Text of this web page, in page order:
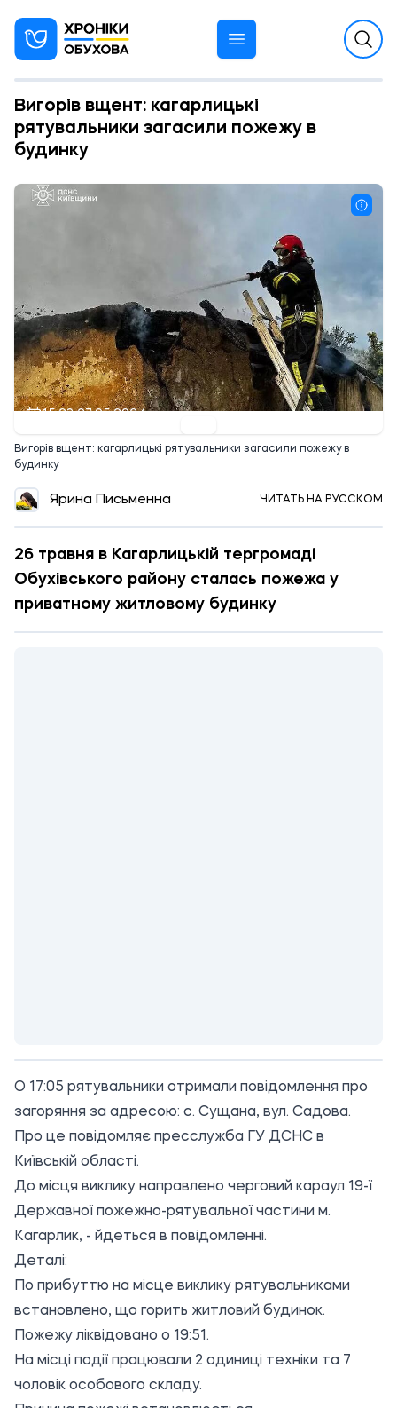
Вигорів вщент: кагарлицькі
рятувальники загасили пожежу в
будинку
15:23 27.05.2024
Вигорів вщент: кагарлицькі рятувальники загасили пожежу в
будинку
Ярина Письменна ЧИТАТЬ НА РУССКОМ
26 травня в Кагарлицькій тергромаді
Обухівського району сталась пожежа у
приватному житловому будинку
О 17:05 рятувальники отримали повідомлення про
загоряння за адресою: с. Сущана, вул. Садова.
Про це повідомляє пресслужба
ГУ ДСНС в
Київській області.
До місця виклику направлено черговий караул 19-ї
Державної пожежно-рятувальної частини м.
Кагарлик, - йдеться в повідомленні.
Деталі:
По прибуттю на місце виклику рятувальниками
встановлено, що горить житловий будинок.
Пожежу ліквідовано о 19:51.
На місці події працювали 2 одиниці техніки та 7
чоловік особового складу.